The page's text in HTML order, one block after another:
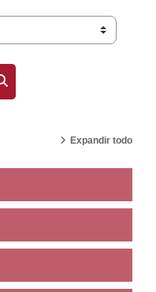
Buscar cursos
Expandir todo